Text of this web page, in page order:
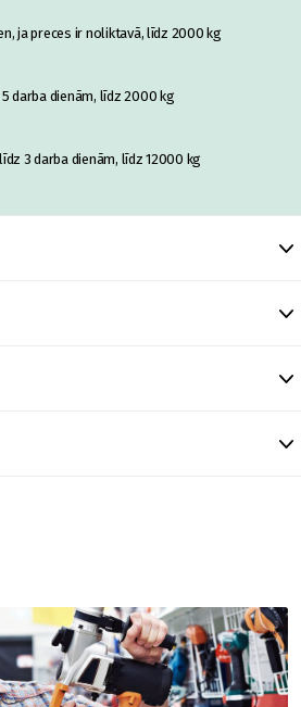
ja preces ir noliktavā, līdz 2000 kg
darba dienām, līdz 2000 kg
3 darba dienām, līdz 12000 kg